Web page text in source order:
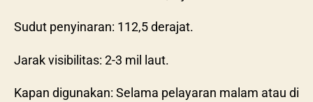
Sudut penyinaran: 112,5 derajat.
Jarak visibilitas: 2-3 mil laut.
Kapan digunakan: Selama pelayaran malam atau di